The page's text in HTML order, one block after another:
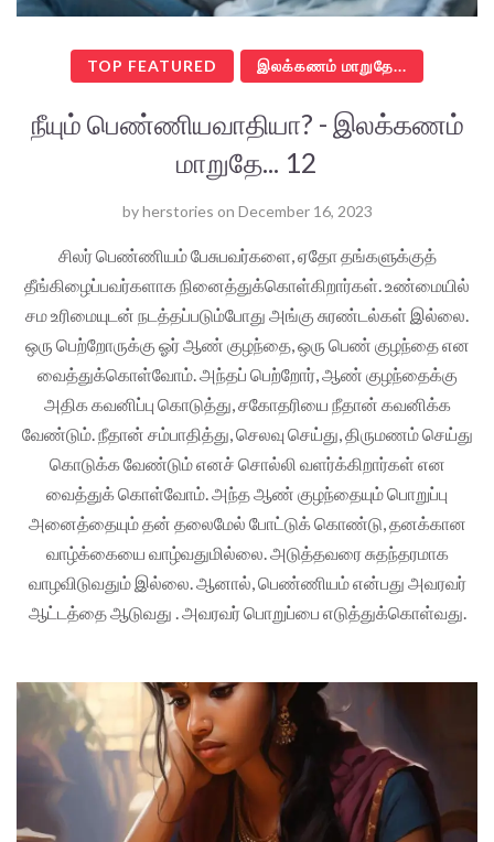
TOP FEATURED இலக்கணம் மாறுதே...
நீயும் பெண்ணியவாதியா? - இலக்கணம்
மாறுதே... 12
byherstories on December 16, 2023
சிலர் பெண்ணியம் பேசுபவர்களை, ஏதோ தங்களுக்குத்
தீங்கிழைப்பவர்களாக நினைத்துக்கொள்கிறார்கள். உண்மையில்
சம உரிமையுடன் நடத்தப்படும்போது அங்கு சுரண்டல்கள் இல்லை.
ஒரு பெற்றோருக்கு ஓர் ஆண் குழந்தை, ஒரு பெண் குழந்தை என
வைத்துக்கொள்வோம். அந்தப் பெற்றோர், ஆண் குழந்தைக்கு
அதிக கவனிப்பு கொடுத்து, சகோதரியை நீதான் கவனிக்க
வேண்டும். நீதான் சம்பாதித்து, செலவு செய்து, திருமணம் செய்து
கொடுக்க வேண்டும் எனச் சொல்லி வளர்க்கிறார்கள் என
வைத்துக் கொள்வோம். அந்த ஆண் குழந்தையும் பொறுப்பு
அனைத்தையும் தன் தலைமேல் போட்டுக் கொண்டு, தனக்கான
வாழ்க்கையை வாழ்வதுமில்லை. அடுத்தவரை சுதந்தரமாக
வாழவிடுவதும் இல்லை. ஆனால், பெண்ணியம் என்பது அவரவர்
ஆட்டத்தை ஆடுவது . அவரவர் பொறுப்பை எடுத்துக்கொள்வது.